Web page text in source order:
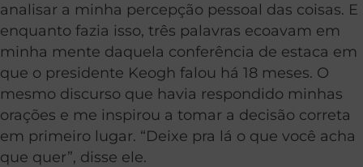
analisar a minha percepção pessoal das coisas. E
enquanto fazia isso, três palavras ecoavam em
minha mente daquela conferência de estaca em
que o presidente Keogh falou há 18 meses. O
mesmo discurso que havia respondido minhas
orações e me inspirou a tomar a decisão correta
em primeiro lugar. “Deixe pra lá o que você acha
que quer”, disse ele.